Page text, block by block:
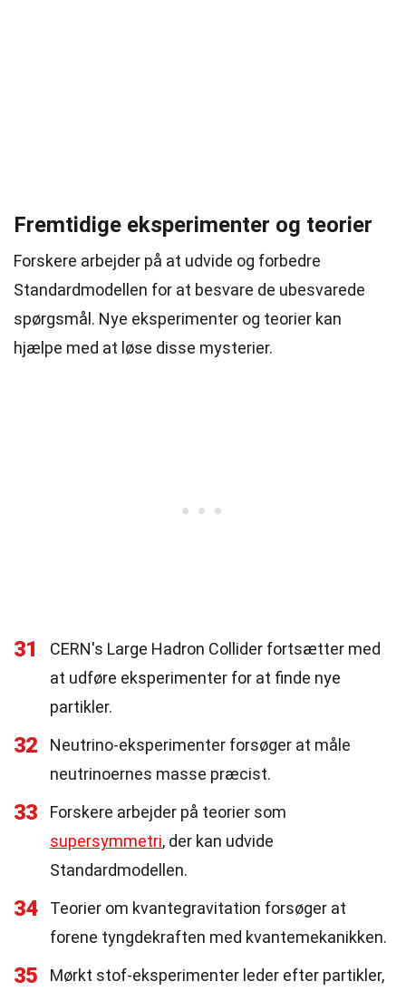
Fremtidige eksperimenter og teorier
Forskere arbejder på at udvide og forbedre
Standardmodellen for at besvare de ubesvarede
spørgsmål. Nye eksperimenter og teorier kan
hjælpe med at løse disse mysterier.
31
CERN's Large Hadron Collider fortsætter med
at udføre eksperimenter for at finde nye
partikler.
32
Neutrino-eksperimenter forsøger at måle
neutrinoernes masse præcist.
33
Forskere arbejder på teorier som
supersymmetri, der kan udvide
Standardmodellen.
34
Teorier om kvantegravitation forsøger at
forene tyngdekraften med kvantemekanikken.
35
Mørkt stof-eksperimenter leder efter partikler,